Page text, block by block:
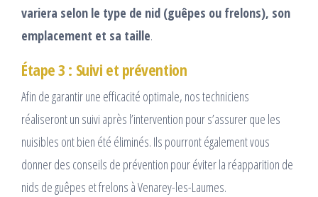
variera selon le type de nid (guêpes ou frelons), son
emplacement et sa taille.
Étape 3 : Suivi et prévention
Afin de garantir une efficacité optimale, nos techniciens
réaliseront un suivi après l’intervention pour s’assurer que les
nuisibles ont bien été éliminés. Ils pourront également vous
donner des conseils de prévention pour éviter la réapparition de
nids de guêpes et frelons à Venarey-les-Laumes.